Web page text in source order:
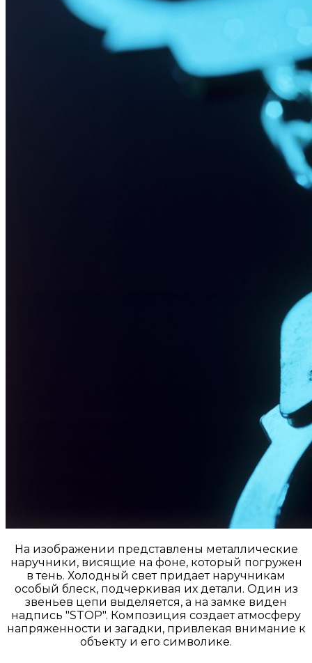
На изображении представлены металлические
наручники, висящие на фоне, который погружен
в тень. Холодный свет придает наручникам
особый блеск, подчеркивая их детали. Один из
звеньев цепи выделяется, а на замке виден
надпись "STOP". Композиция создает атмосферу
напряженности и загадки, привлекая внимание к
объекту и его символике.